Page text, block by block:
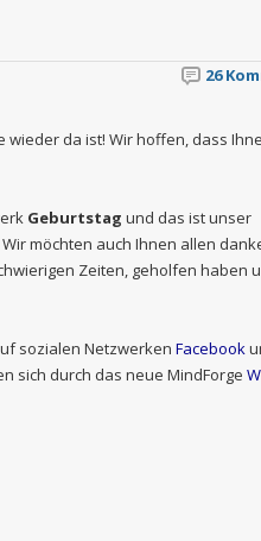
26
wieder da ist! Wir hoffen, dass
Geburtstag und das ist unser
möchten auch Ihnen allen
Zeiten, geholfen haben
sozialen Netzwerken Facebook
sich durch das neue MindForge